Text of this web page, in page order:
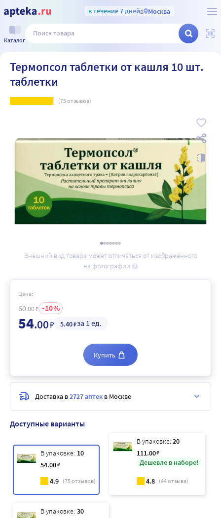
в течение 7 днейв Москва
Каталог
Термопсол таблетки от кашля 10 шт.
таблетки
(75отзывов)
Внешний вид товара может отличаться от изображённого
на фотографии
Доступные варианты
В упаковке: 10
54.00₽
4.9 (75отзывов)
В упаковке: 20
111.00₽
Дешевле в наборе!
4.8 (44отзыва)
В упаковке: 30
Цена:
60.00₽ 10
54.00₽ 5.40₽за 1 ед.
Купить
Доставка в2727 аптек в Москве